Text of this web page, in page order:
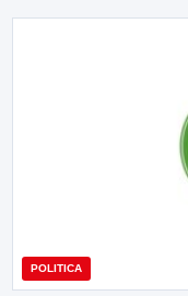
POLITICA